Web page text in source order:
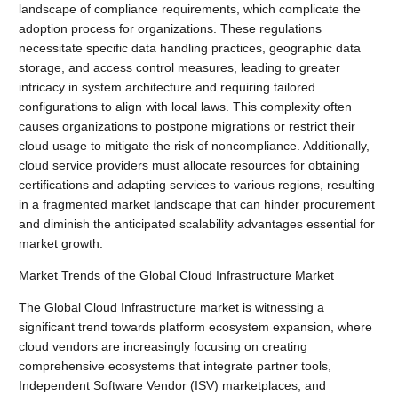
landscape of compliance requirements, which complicate the
adoption process for organizations. These regulations
necessitate specific data handling practices, geographic data
storage, and access control measures, leading to greater
intricacy in system architecture and requiring tailored
configurations to align with local laws. This complexity often
causes organizations to postpone migrations or restrict their
cloud usage to mitigate the risk of noncompliance. Additionally,
cloud service providers must allocate resources for obtaining
certifications and adapting services to various regions, resulting
in a fragmented market landscape that can hinder procurement
and diminish the anticipated scalability advantages essential for
market growth.
Market Trends of the Global Cloud Infrastructure Market
The Global Cloud Infrastructure market is witnessing a
significant trend towards platform ecosystem expansion, where
cloud vendors are increasingly focusing on creating
comprehensive ecosystems that integrate partner tools,
Independent Software Vendor (ISV) marketplaces, and